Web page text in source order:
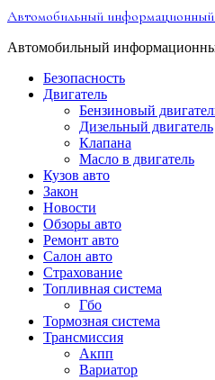
Перейти
содержимому
Автомобильный информационный
Автомобильный
Безопасность
Двигатель
Бензиновый
Дизельный двигатель
Клапана
Масло в двигатель
Кузов авто
Закон
Новости
Обзоры авто
Ремонт авто
Салон авто
Страхование
Топливная система
Гбо
Тормозная система
Трансмиссия
Акпп
Вариатор